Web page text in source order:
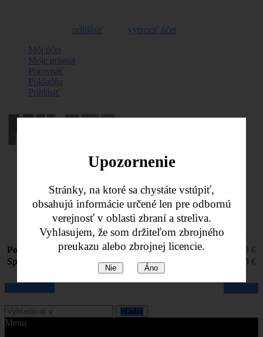
Upozornenie
Stránky, na ktoré sa chystáte vstúpiť,
obsahujú informácie určené len pre odbornú
verejnosť v oblasti zbraní a streliva.
Vyhlasujem, že som držiteľom zbrojného
preukazu alebo zbrojnej licencie.
Nie Áno
prihlásiť
vytvoriť účet
Môj účet
Moje priania
Porovnáť
Pokladňa
Prihlásiť
Naposledy pridané položky
Žiadne produkty
0,00 €
Poštovné
0,00 €
Spolu
Hľadať
Menu